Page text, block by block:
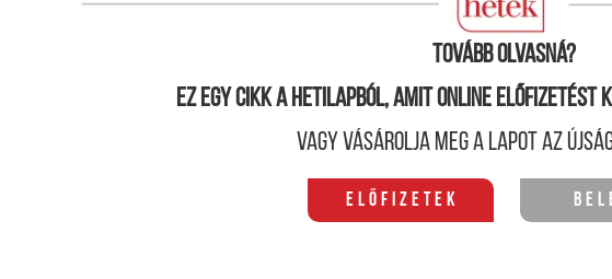
Tovább olvasná?
Ez egy cikk a hetilapból, amit online előfizetést
Vagy vásárolja meg a lapot az
Előfizetek